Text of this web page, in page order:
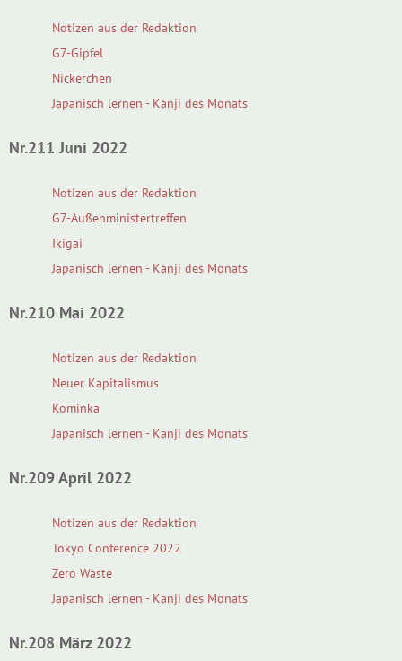
Notizen aus der Redaktion
G7-Gipfel
Nickerchen
Japanisch lernen - Kanji des Monats
Nr.211 Juni 2022
Notizen aus der Redaktion
G7-Außenministertreffen
Ikigai
Japanisch lernen - Kanji des Monats
Nr.210 Mai 2022
Notizen aus der Redaktion
Neuer Kapitalismus
Kominka
Japanisch lernen - Kanji des Monats
Nr.209 April 2022
Notizen aus der Redaktion
Tokyo Conference 2022
Zero Waste
Japanisch lernen - Kanji des Monats
Nr.208 März 2022